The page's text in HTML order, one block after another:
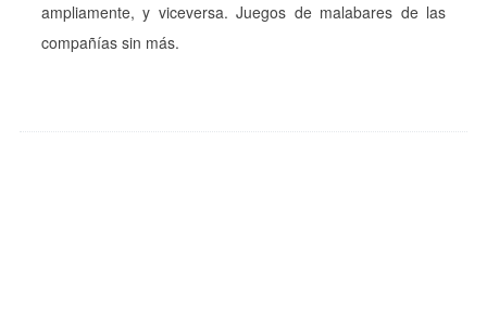
ampliamente, y viceversa. Juegos de malabares de las
compañías sin más.